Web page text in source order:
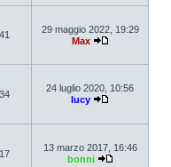
29 maggio 2022, 19:29
Max
24 luglio 2020, 10:56
lucy
13 marzo 2017, 16:46
bonni